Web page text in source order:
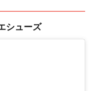
シューズ